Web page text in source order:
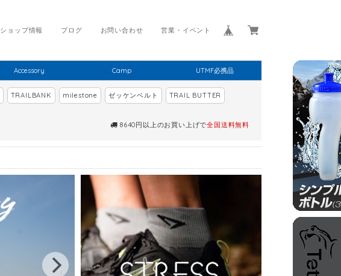
営業・イベント
お問い合わせ
ブログ
ショップ情報
Accessory Camp UTMF必携品
TRAILBANK milestone ゼッケンベルト TRAIL BUTTER
8640円以上のお買い上げで全国送料無料